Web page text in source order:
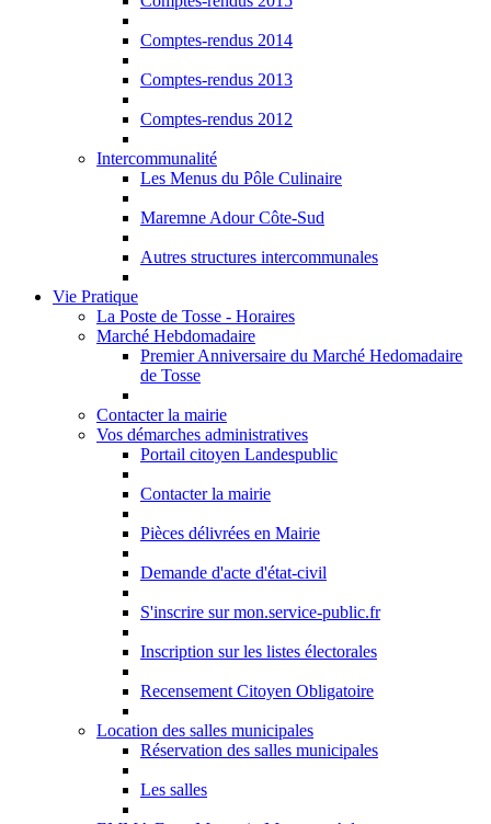
Comptes-rendus 2014
Comptes-rendus 2013
Comptes-rendus 2012
Intercommunalité
Les Menus du Pôle Culinaire
Maremne Adour Côte-Sud
Autres structures intercommunales
Vie Pratique
La Poste de Tosse - Horaires
Marché Hebdomadaire
Premier Anniversaire du Marché Hedomadaire
de Tosse
Contacter la mairie
Vos démarches administratives
Portail citoyen Landespublic
Contacter la mairie
Pièces délivrées en Mairie
Demande d'acte d'état-civil
S'inscrire sur mon.service-public.fr
Inscription sur les listes électorales
Recensement Citoyen Obligatoire
Location des salles municipales
Réservation des salles municipales
Les salles